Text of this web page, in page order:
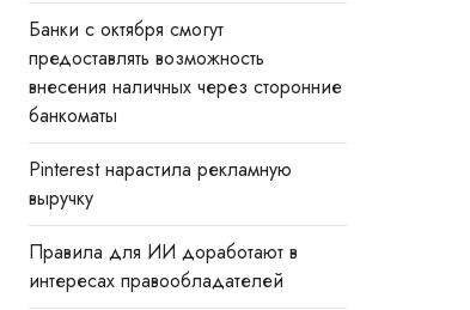
Банки с октября смогут
предоставлять возможность
внесения наличных через сторонние
банкоматы
Pinterest нарастила рекламную
выручку
Правила для ИИ доработают в
интересах правообладателей